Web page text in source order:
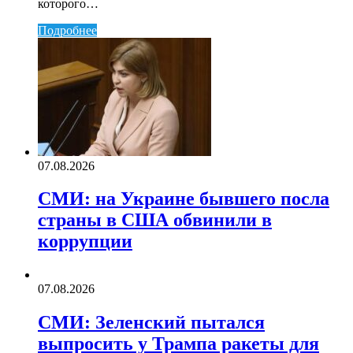
которого…
Подробнее
07.08.2026
СМИ: на Украине бывшего посла
страны в США обвинили в
коррупции
07.08.2026
СМИ: Зеленский пытался
выпросить у Трампа ракеты для